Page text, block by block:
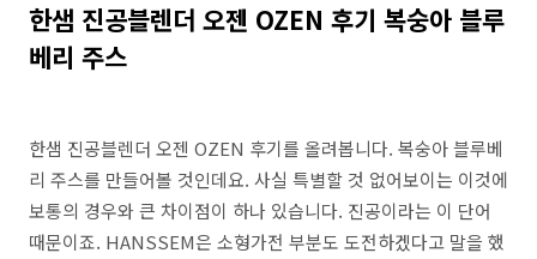
한샘 진공블렌더 오젠 OZEN 후기 복숭아 블루
베리 주스
한샘 진공블렌더 오젠 OZEN 후기를 올려봅니다. 복숭아 블루베
리 주스를 만들어볼 것인데요. 사실 특별할 것 없어보이는 이것에
보통의 경우와 큰 차이점이 하나 있습니다. 진공이라는 이 단어
때문이죠. HANSSEM은 소형가전 부분도 도전하겠다고 말을 했